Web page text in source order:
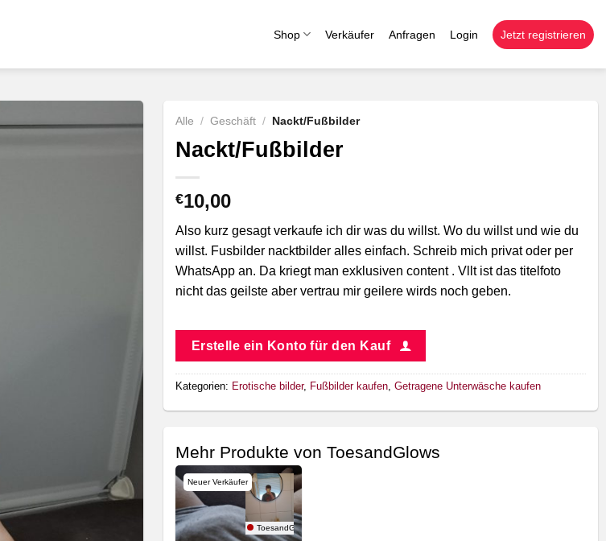
Shop Verkäufer Anfragen Login Jetzt registrieren
Alle / Geschäft / Nackt/Fußbilder
Nackt/Fußbilder
€10,00
Also kurz gesagt verkaufe ich dir was du willst. Wo du willst und wie du
willst. Fusbilder nacktbilder alles einfach. Schreib mich privat oder per
WhatsApp an. Da kriegt man exklusiven content . Vllt ist das titelfoto
nicht das geilste aber vertrau mir geilere wirds noch geben.
Erstelle ein Konto für den Kauf
Kategorien: Erotische bilder, Fußbilder kaufen, Getragene Unterwäsche kaufen
Mehr Produkte von ToesandGlows
Neuer Verkäufer
ToesandGlows